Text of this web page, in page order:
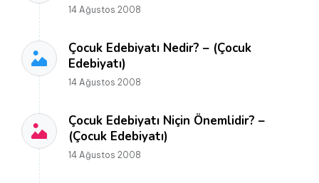
14 Ağustos 2008
Çocuk Edebiyatı Nedir? – (Çocuk
Edebiyatı)
14 Ağustos 2008
Çocuk Edebiyatı Niçin Önemlidir? –
(Çocuk Edebiyatı)
14 Ağustos 2008